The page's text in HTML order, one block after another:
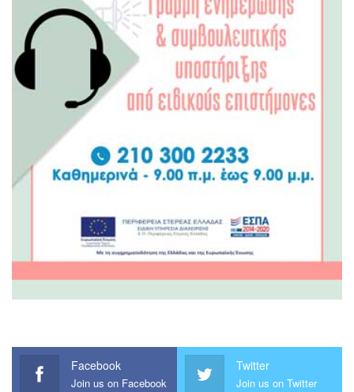
Facebook
Join us on Facebook
Twitter
Join us on Twitter